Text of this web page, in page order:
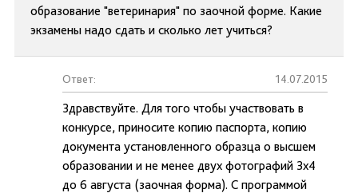
образование "ветеринария" по заочной форме. Какие
экзамены надо сдать и сколько лет учиться?
Ответ: 14.07.2015
Здравствуйте. Для того чтобы участвовать в
конкурсе, приносите копию паспорта, копию
документа установленного образца о высшем
образовании и не менее двух фотографий 3х4
до 6 августа (заочная форма). С программой